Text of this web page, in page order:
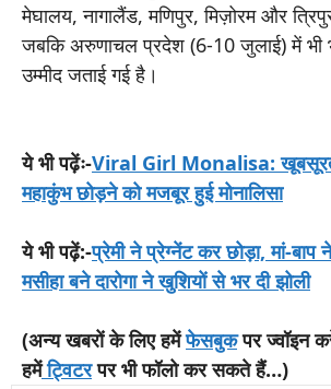
मेघालय, नागालैंड, मणिपुर, मिज़ोरम और
जबकि अरुणाचल प्रदेश (6-10 जुलाई) में भी
उम्मीद जताई गई है।
ये भी पढ़ेंः-Viral Girl Monalisa:
महाकुंभ छोड़ने को मजबूर हुई मोनालिसा
ये भी पढ़ें:-प्रेमी ने प्रेग्नेंट कर छोड़ा, मां-बाप
मसीहा बने दारोगा ने खुशियों से भर दी झोली
(अन्य खबरों के लिए हमेंफेसबुकपर ज्वॉइन
हमेंट्विटरपर भी फॉलो कर सकते हैं…)